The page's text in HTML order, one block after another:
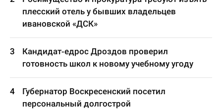
плесский отель у бывших владельцев
ивановской «ДСК»
Кандидат-едрос Дроздов проверил
готовность школ к новому учебному угоду
Губернатор Воскресенский посетил
персональный долгострой